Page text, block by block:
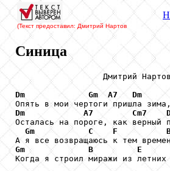
(Текст предоставил: Дмитрий Нартов
Синица
                  Дмитрий Нартов
Dm
Gm A7
Dm
Dm
A7 Cm7
Осталась на пороге, как верный
Gm
C F
Gm
B E
Когда я строил миражи из летних